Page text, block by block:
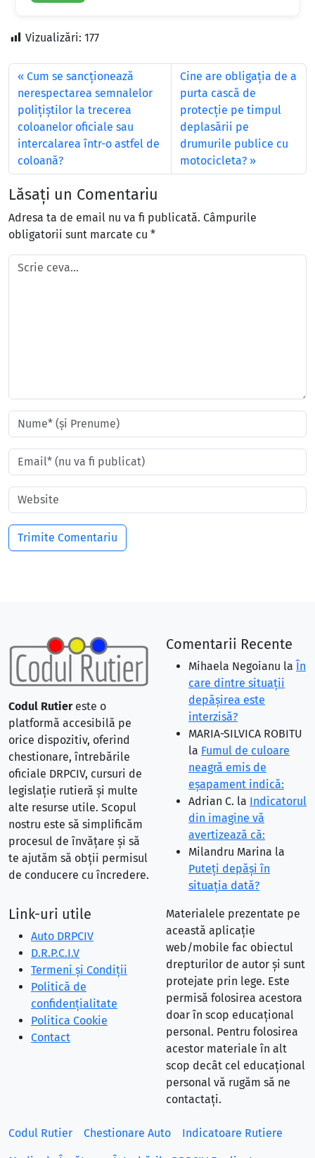
Vizualizări: 177
Cum se sancţionează
nerespectarea semnalelor
poliţiştilor la trecerea
coloanelor oficiale sau
intercalarea într-o astfel de
coloană?
Cine are obligaţia de a
purta cască de
protecţie pe timpul
deplasării pe
drumurile publice cu
motocicleta?
Lăsați un Comentariu
Adresa ta de email nu va fi publicată. Câmpurile
obligatorii sunt marcate cu *
Codul Rutiereste o
platformă accesibilă pe
orice dispozitiv, oferind
chestionare, întrebările
oficiale DRPCIV, cursuri de
legislație rutieră și multe
alte resurse utile. Scopul
nostru este să simplificăm
procesul de învățare și să
te ajutăm să obții permisul
de conducere cu încredere.
Comentarii Recente
Mihaela Negoianu la În
care dintre situaţii
depăşirea este
interzisă?
MARIA-SILVICA ROBITU
la Fumul de culoare
neagră emis de
eşapament indică:
Adrian C. la Indicatorul
din imagine vă
avertizează că:
Milandru Marina la
Puteţi depăşi în
situaţia dată?
Link-uri utile
Auto DRPCIV
D.R.P.C.I.V
Termeni și Condiții
Politică de
confidențialitate
Politica Cookie
Contact
Materialele prezentate pe
această aplicație
web/mobile fac obiectul
drepturilor de autor și sunt
protejate prin lege. Este
permisă folosirea acestora
doar în scop educațional
personal. Pentru folosirea
acestor materiale în alt
scop decât cel educațional
personal vă rugăm să ne
contactați.
Codul Rutier Chestionare Auto Indicatoare Rutiere